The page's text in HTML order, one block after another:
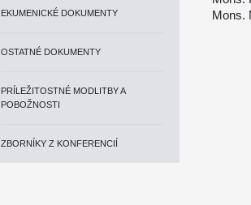
EKUMENICKÉ DOKUMENTY
OSTATNÉ DOKUMENTY
PRÍLEŽITOSTNÉ MODLITBY A
POBOŽNOSTI
ZBORNÍKY Z KONFERENCIÍ
Mons.